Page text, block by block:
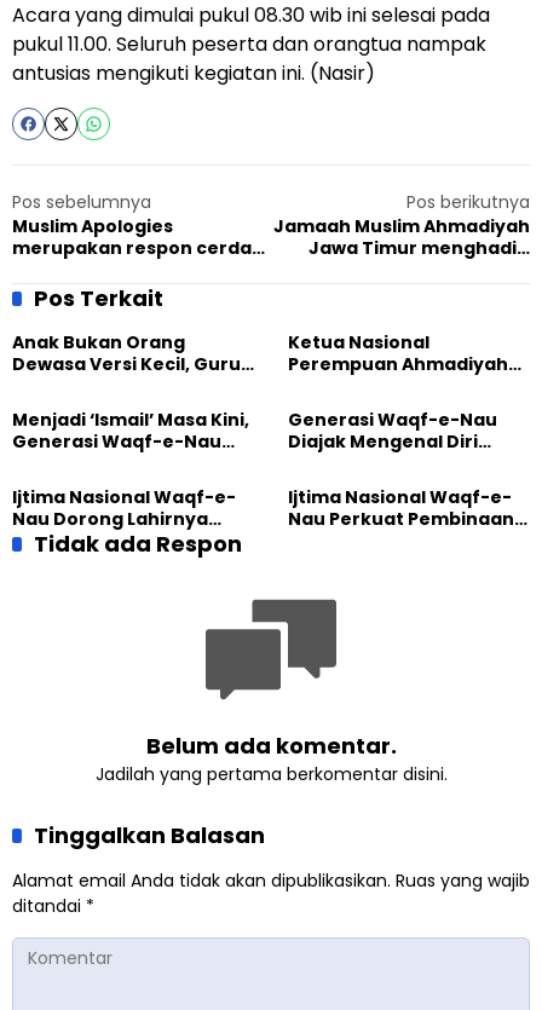
Acara yang dimulai pukul 08.30 wib ini selesai pada
pukul 11.00. Seluruh peserta dan orangtua nampak
antusias mengikuti kegiatan ini. (Nasir)
Pos sebelumnya
Muslim Apologies
merupakan respon cerdas
Islamophobia Barat
Pos berikutnya
Jamaah Muslim Ahmadiyah
Jawa Timur menghadiri
yang diadakan Sobat KBB
Pos Terkait
Anak Bukan Orang
Dewasa Versi Kecil, Guru
Pendidikan BERLIAN
Ketua Nasional
Perempuan Ahmadiyah
Besar Universitas
Terbuka
Menjadi ‘Ismail’ Masa Kini,
Generasi Waqf-e-Nau
Pengabdian
Generasi Waqf-e-Nau
Diajak Mengenal Diri
Dunia
Ijtima Nasional Waqf-e-
Nau Dorong Lahirnya
Generasi Pengkhidmat
Ijtima Nasional Waqf-e-
Nau Perkuat Pembinaan
Tidak ada Respon
Belum ada komentar.
Jadilah yang pertama berkomentar disini.
Tinggalkan Balasan
Alamat email Anda tidak akan dipublikasikan. Ruas yang wajib
ditandai *